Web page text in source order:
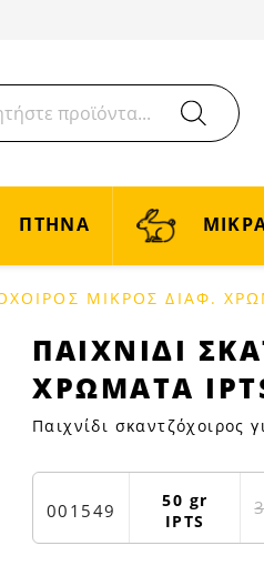
ΠΤΗΝΑ
ΜΙΚΡΟΣ ΔΙΑΦ.
ΠΑΙΧΝΙΔΙ
ΣΚΑΤΖΟΧΟΙΡΟΣ
ΜΙΚΡΟΣ
ΔΙΑΦ.
IPTS
ΠΑΙΧΝΙΔΙ
ΧΡΩΜΑΤΑ
Παιχνίδι σκαντζόχοιρος
001549
50 gr
IPTS